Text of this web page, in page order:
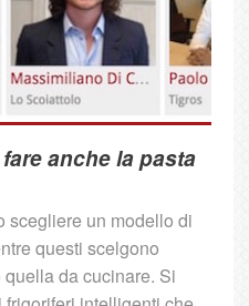
anche la pasta
scegliere un modello di
questi scelgono
da cucinare. Si